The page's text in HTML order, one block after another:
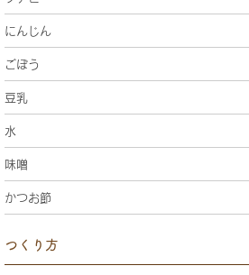
にんじん
ごぼう
豆乳
水
味噌
かつお節
つくり方